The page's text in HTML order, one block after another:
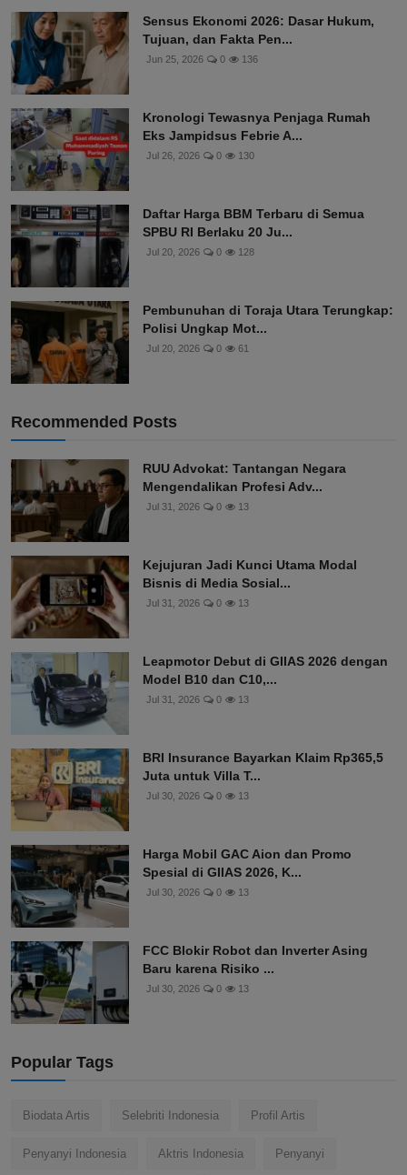
Sensus Ekonomi 2026: Dasar Hukum,
Tujuan, dan Fakta Pen...
Jun 25, 2026 0 136
Kronologi Tewasnya Penjaga Rumah
Eks Jampidsus Febrie A...
Jul 26, 2026 0 130
Daftar Harga BBM Terbaru di Semua
SPBU RI Berlaku 20 Ju...
Jul 20, 2026 0 128
Pembunuhan di Toraja Utara Terungkap:
Polisi Ungkap Mot...
Jul 20, 2026 0 61
Recommended Posts
RUU Advokat: Tantangan Negara
Mengendalikan Profesi Adv...
Jul 31, 2026 0 13
Kejujuran Jadi Kunci Utama Modal
Bisnis di Media Sosial...
Jul 31, 2026 0 13
Leapmotor Debut di GIIAS 2026 dengan
Model B10 dan C10,...
Jul 31, 2026 0 13
BRI Insurance Bayarkan Klaim Rp365,5
Juta untuk Villa T...
Jul 30, 2026 0 13
Harga Mobil GAC Aion dan Promo
Spesial di GIIAS 2026, K...
Jul 30, 2026 0 13
FCC Blokir Robot dan Inverter Asing
Baru karena Risiko ...
Jul 30, 2026 0 13
Popular Tags
Biodata Artis Selebriti Indonesia Profil Artis
Penyanyi Indonesia Aktris Indonesia Penyanyi